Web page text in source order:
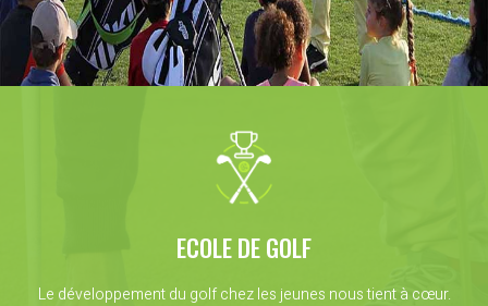
ECOLE DE GOLF
Le développement du golf chez les jeunes nous tient à cœur.